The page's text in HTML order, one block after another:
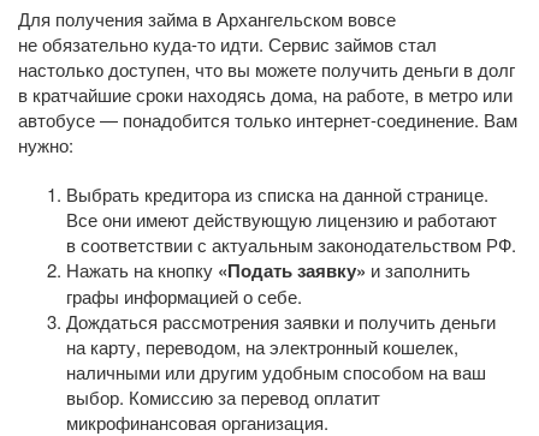
Для получения займа в Архангельском вовсе
не обязательно куда-то идти. Сервис займов стал
настолько доступен, что вы можете получить деньги в долг
в кратчайшие сроки находясь дома, на работе, в метро или
автобусе — понадобится только интернет-соединение. Вам
нужно:
Выбрать кредитора из списка на данной странице.
Все они имеют действующую лицензию и работают
в соответствии с актуальным законодательством РФ.
Нажать на кнопку «Подать заявку» и заполнить
графы информацией о себе.
Дождаться рассмотрения заявки и получить деньги
на карту, переводом, на электронный кошелек,
наличными или другим удобным способом на ваш
выбор. Комиссию за перевод оплатит
микрофинансовая организация.